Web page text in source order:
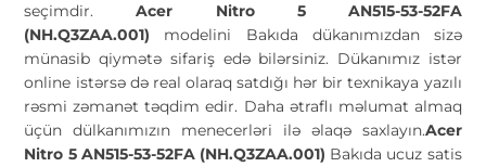
seçimdir.Acer Nitro 5 AN515-53-52FA
(NH.Q3ZAA.001) modelini Bakıda dükanımızdan sizə
münasib qiymətə sifariş edə bilərsiniz. Dükanımız istər
online istərsə də real olaraq satdığı hər bir texnikaya yazılı
rəsmi zəmanət təqdim edir. Daha ətraflı məlumat almaq
üçün dülkanımızın menecerləri ilə əlaqə saxlayın.Acer
Nitro 5 AN515-53-52FA (NH.Q3ZAA.001) Bakıda ucuz satis